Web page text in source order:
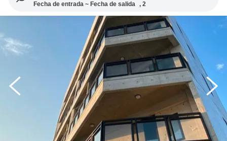
Fecha de entrada ~ Fecha de salida , 2